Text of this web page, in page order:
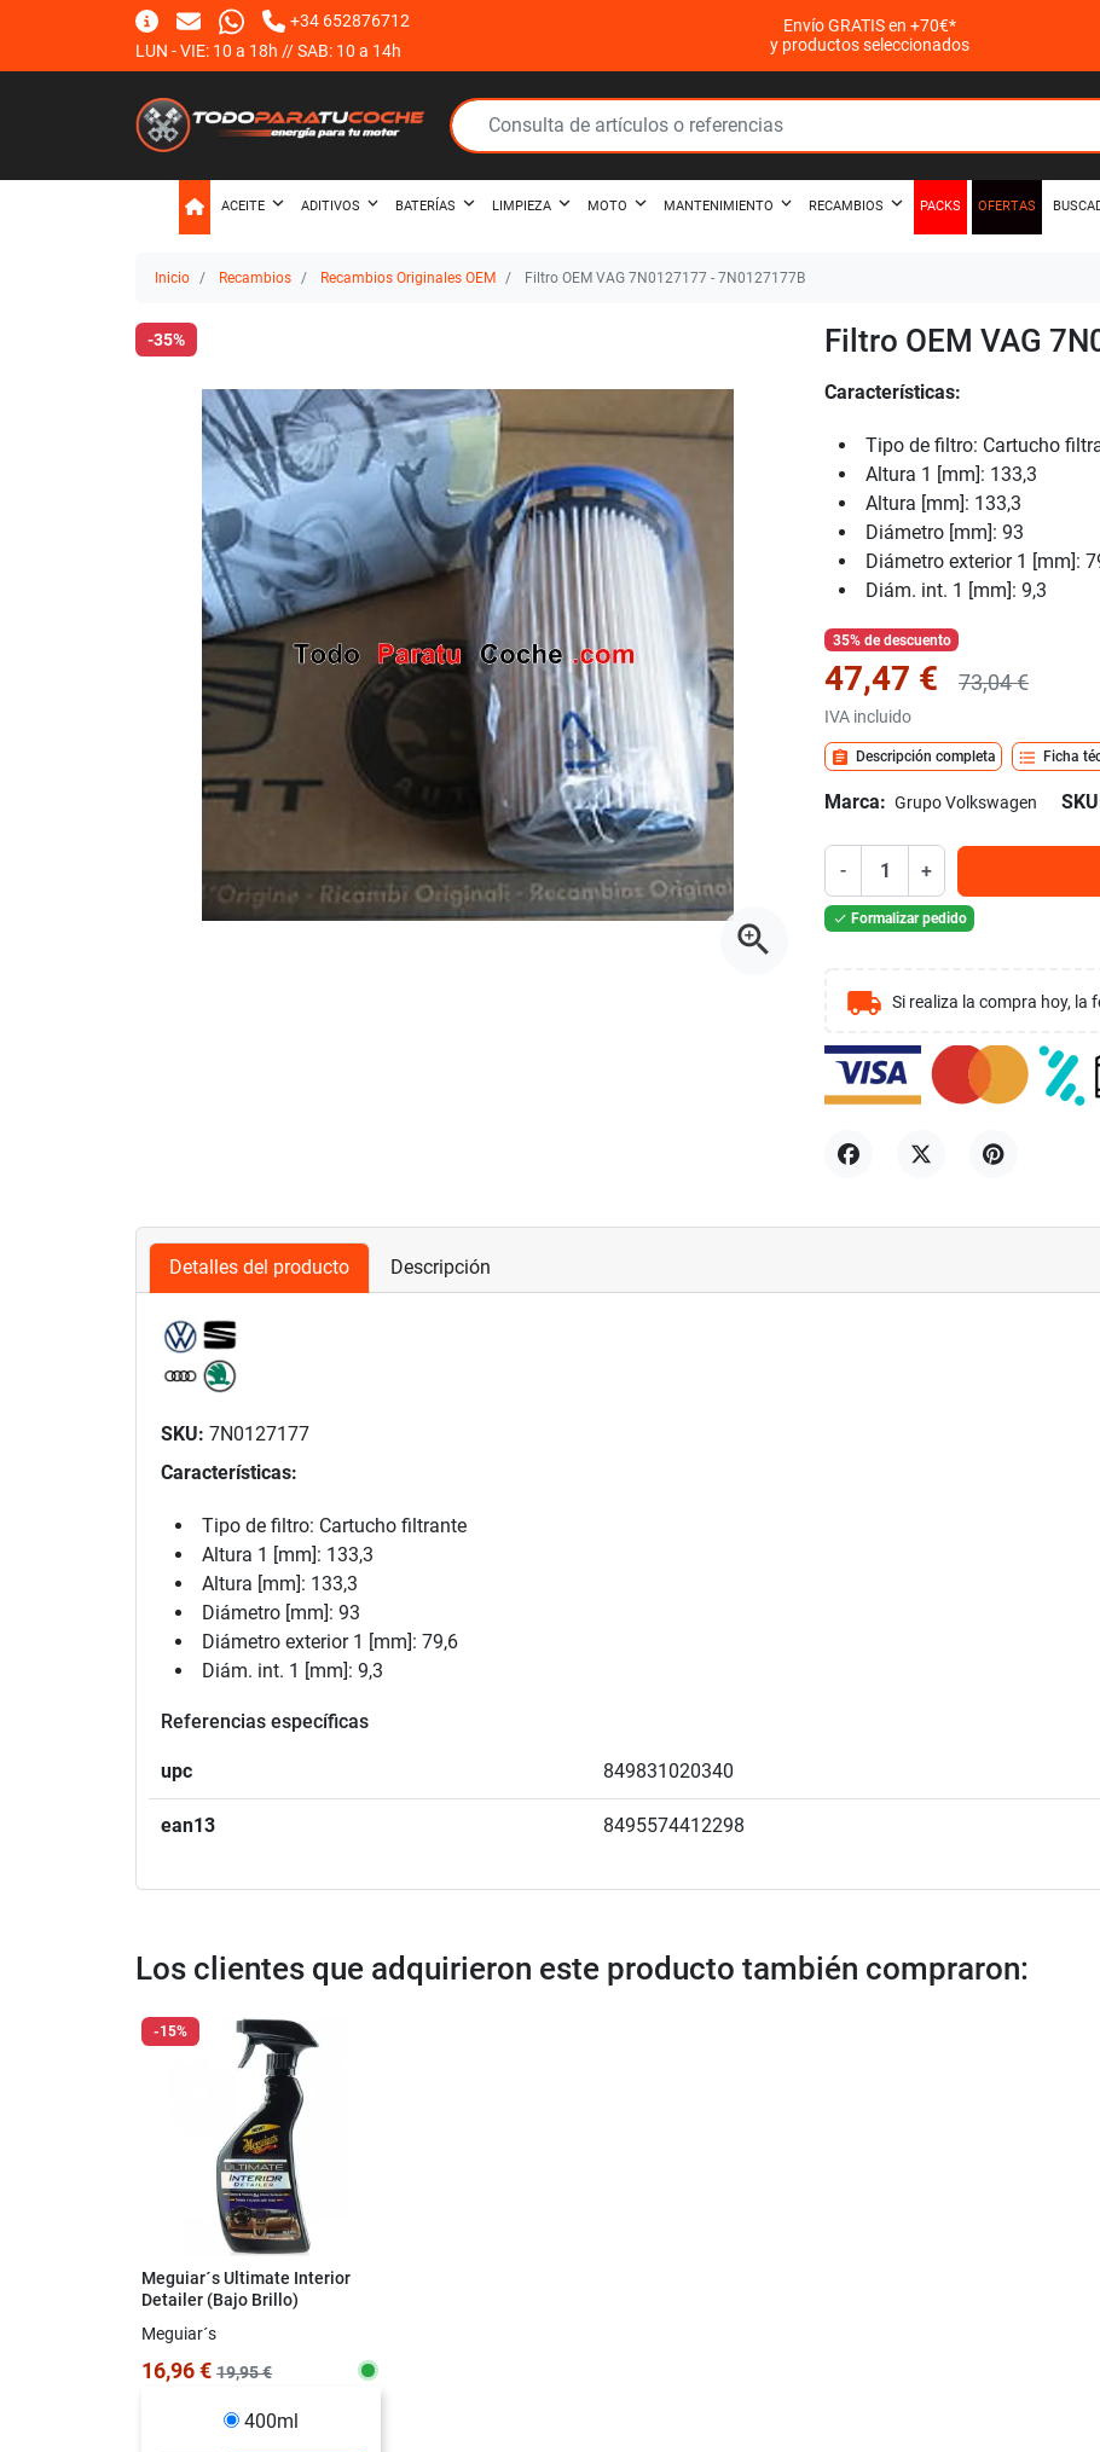
+34 652876712
LUN - VIE: 10 a 18h // SAB: 10 a 14h
Envío GRATIS en +70€*
y productos seleccionados
ACEITE ADITIVOS BATERÍAS LIMPIEZA MOTO MANTENIMIENTO RECAMBIOS PACKS OFERTAS
Inicio Recambios Recambios Originales OEM Filtro OEM VAG 7N0127177 - 7N0127177B
-35%
zoom_in
Filtro OEM VAG
Características:
Tipo de filtro: Cartucho
Altura 1 [mm]: 133,3
Altura [mm]: 133,3
Diámetro [mm]: 93
Diámetro exterior 1 [mm]:
Diám. int. 1 [mm]: 9,3
35% de descuento
47,47 € 73,04 €
IVA incluido
assignment Descripción completa format_list_bulleted Ficha
Marca: Grupo Volkswagen
- +
 Formalizar pedido
local_shipping Si realiza la compra hoy, la
Detalles del producto Descripción
SKU: 7N0127177
Características:
Tipo de filtro: Cartucho filtrante
Altura 1 [mm]: 133,3
Altura [mm]: 133,3
Diámetro [mm]: 93
Diámetro exterior 1 [mm]: 79,6
Diám. int. 1 [mm]: 9,3
Referencias específicas
upc 849831020340
ean13 8495574412298
Los clientes que adquirieron este producto también compraron:
-15%
Meguiar´s Ultimate Interior
Detailer (Bajo Brillo)
Meguiar´s
16,96 € 19,95 €
400ml